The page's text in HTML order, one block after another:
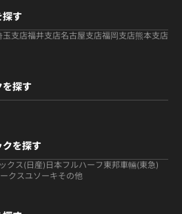
探す
玉支店福井支店名古屋支店福岡支店熊本支店
を探す
クを探す
クス(日産)日本フルハーフ 東邦車輛(東急)
クスユソーキその他